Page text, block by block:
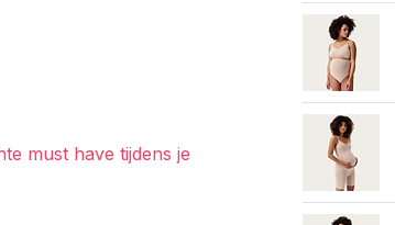
must have tijdens je